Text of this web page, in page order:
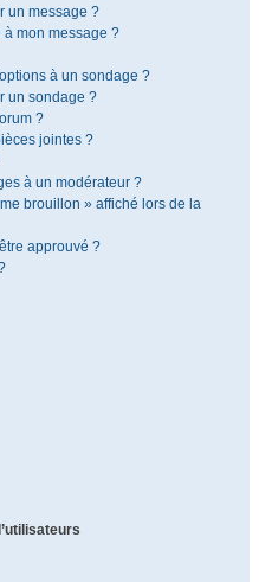
un message ?
mon message ?
à un sondage ?
un sondage ?
?
jointes ?
à un modérateur ?
brouillon » affiché lors de la
approuvé ?